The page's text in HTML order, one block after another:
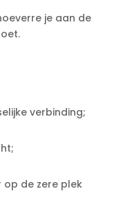
je aan de
verbinding;
op de zere plek